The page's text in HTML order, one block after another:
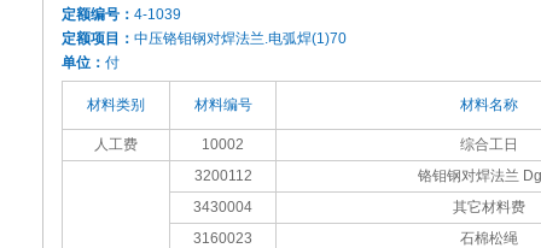
定额编号： 4-1039
定额项目： 中压铬钼钢对焊法兰.电弧焊(1)70
单位： 付
材料类别 材料编号 材料名称
人工费 10002 综合工日
3200112
铬钼钢对焊法兰
3430004
其它材料费
3160023
石棉松绳